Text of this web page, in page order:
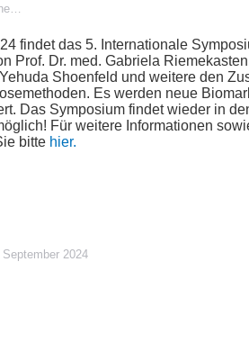
findet das 5. Internationale
Prof. Dr. med. Gabriela
Shoenfeld und weitere den
Es werden neue
Das Symposium findet wieder in
Für weitere Informationen
bitte hier.
September 2024